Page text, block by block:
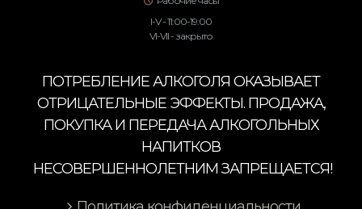
I-V - 11:00-19:00
VI-VII - закрыто
ПОТРЕБЛЕНИЕ АЛКОГОЛЯ ОКАЗЫВАЕТ
ОТРИЦАТЕЛЬНЫЕ ЭФФЕКТЫ. ПРОДАЖА,
ПОКУПКА И ПЕРЕДАЧА АЛКОГОЛЬНЫХ
НАПИТКОВ
НЕСОВЕРШЕННОЛЕТНИМ ЗАПРЕЩАЕТСЯ!